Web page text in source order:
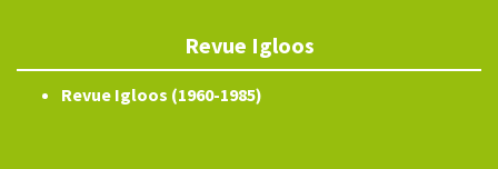
Revue Igloos
Revue Igloos (1960-1985)